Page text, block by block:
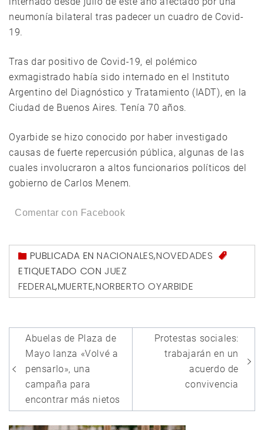
neumonía bilateral tras padecer un cuadro de Covid-
19.
Tras dar positivo de Covid-19, el polémico
exmagistrado había sido internado en el Instituto
Argentino del Diagnóstico y Tratamiento (IADT), en la
Ciudad de Buenos Aires. Tenía 70 años.
Oyarbide se hizo conocido por haber investigado
causas de fuerte repercusión pública, algunas de las
cuales involucraron a altos funcionarios políticos del
gobierno de Carlos Menem.
Comentar con Facebook
PUBLICADA ENNACIONALES,NOVEDADES
ETIQUETADO CON JUEZ
FEDERAL,MUERTE,NORBERTO OYARBIDE
Navegación
de
entradas
Abuelas de Plaza de
Mayo lanza «Volvé a
pensarlo», una
campaña para
encontrar más nietos
Protestas sociales:
trabajarán en un
acuerdo de
convivencia